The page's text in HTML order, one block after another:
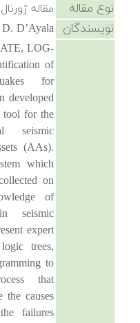
نوع مقاله مقاله ژورنال
نویسندگان D’Ayala
LOG-
of
for
developed
tool for the
seismic
(AAs).
which
on
of
seismic
expert
trees,
to
that
the causes
failures